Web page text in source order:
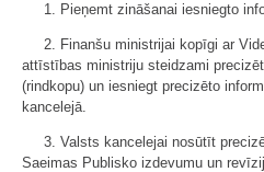
1. Pieņemt zināšanai iesniegto
2. Finanšu ministrijai kopīgi ar
attīstības ministriju steidzami
(rindkopu) un iesniegt precizēto
kancelejā.
3. Valsts kancelejai nosūtīt
Saeimas Publisko izdevumu un